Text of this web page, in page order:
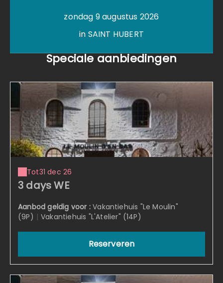
zondag 9 augustus 2026
in SAINT HUBERT
Speciale aanbiedingen
Tot31 dec 26
3 days WE
Aanbod geldig voor :Vakantiehuis "Le Moulin"
(9P) | Vakantiehuis "L'Atelier" (14P)
Reserveren